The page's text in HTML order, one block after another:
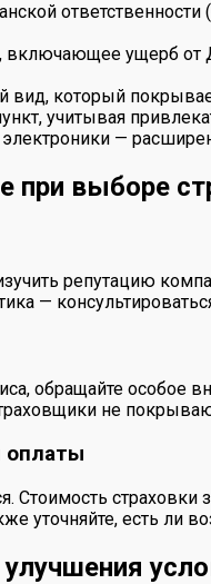
ущерб от
вид, который
учитывая
—
при выборе
репутацию
—
обращайте особое
не
оплаты
Стоимость страховки
уточняйте, есть ли